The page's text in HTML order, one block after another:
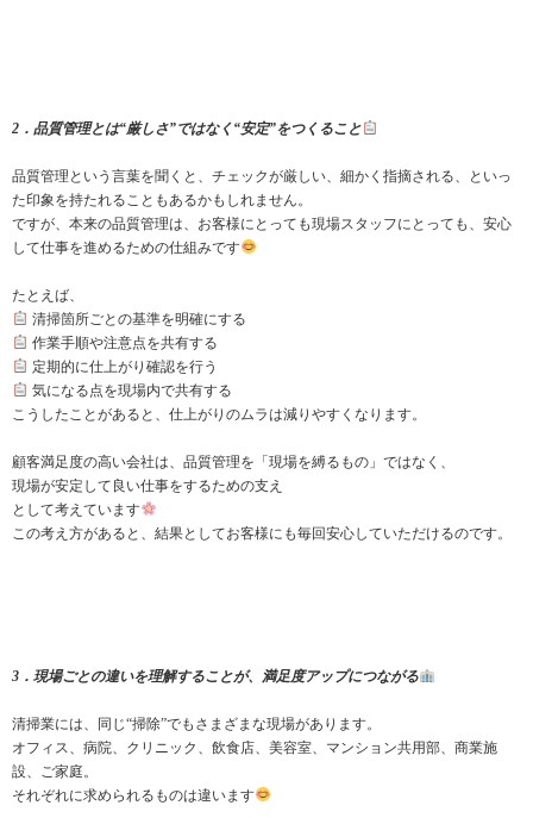
2．品質管理とは“厳しさ”ではなく“安定”をつくること
品質管理という言葉を聞くと、チェックが厳しい、細かく指摘される、といっ
た印象を持たれることもあるかもしれません。
ですが、本来の品質管理は、お客様にとっても現場スタッフにとっても、安心
して仕事を進めるための仕組みです
たとえば、
清掃箇所ごとの基準を明確にする
作業手順や注意点を共有する
定期的に仕上がり確認を行う
気になる点を現場内で共有する
こうしたことがあると、仕上がりのムラは減りやすくなります。
顧客満足度の高い会社は、品質管理を「現場を縛るもの」ではなく、
現場が安定して良い仕事をするための支え
として考えています
この考え方があると、結果としてお客様にも毎回安心していただけるのです。
3．現場ごとの違いを理解することが、満足度アップにつながる
清掃業には、同じ“掃除”でもさまざまな現場があります。
オフィス、病院、クリニック、飲食店、美容室、マンション共用部、商業施
設、ご家庭。
それぞれに求められるものは違います